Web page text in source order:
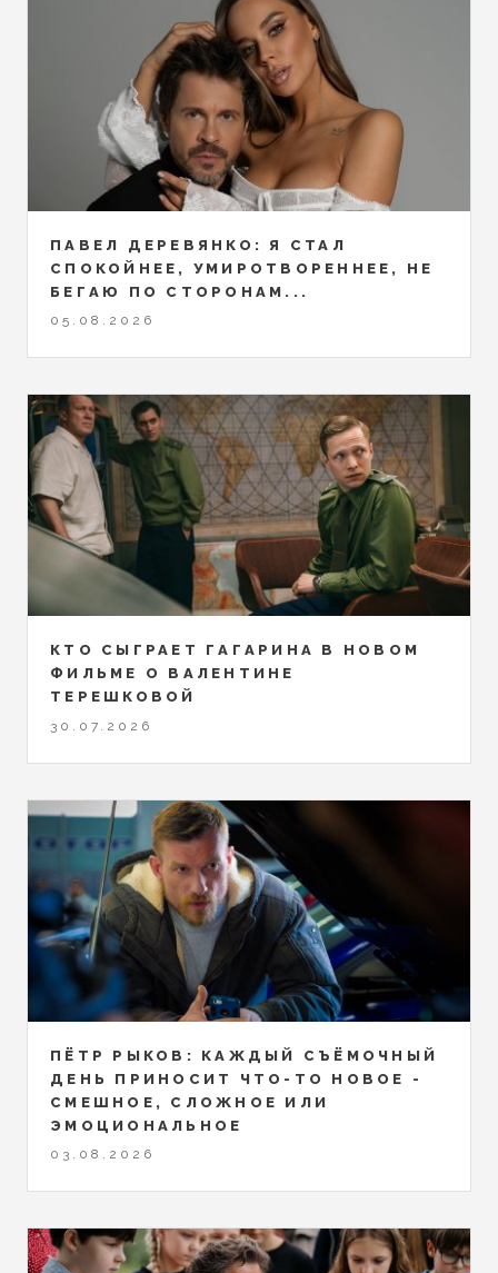
ПАВЕЛ ДЕРЕВЯНКО: Я СТАЛ
СПОКОЙНЕЕ, УМИРОТВОРЕННЕЕ, НЕ
БЕГАЮ ПО СТОРОНАМ...
05.08.2026
КТО СЫГРАЕТ ГАГАРИНА В НОВОМ
ФИЛЬМЕ О ВАЛЕНТИНЕ
ТЕРЕШКОВОЙ
30.07.2026
ПЁТР РЫКОВ: КАЖДЫЙ СЪЁМОЧНЫЙ
ДЕНЬ ПРИНОСИТ ЧТО-ТО НОВОЕ -
СМЕШНОЕ, СЛОЖНОЕ ИЛИ
ЭМОЦИОНАЛЬНОЕ
03.08.2026